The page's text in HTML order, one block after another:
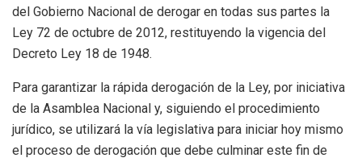
del Gobierno Nacional de derogar en todas sus partes la
Ley 72 de octubre de 2012, restituyendo la vigencia del
Decreto Ley 18 de 1948.
Para garantizar la rápida derogación de la Ley, por iniciativa
de la Asamblea Nacional y, siguiendo el procedimiento
jurídico, se utilizará la vía legislativa para iniciar hoy mismo
el proceso de derogación que debe culminar este fin de